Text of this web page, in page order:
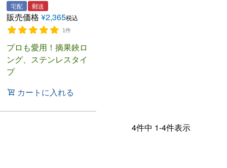
宅配 郵送
販売価格 ¥2,365税込
1件
プロも愛用！摘果鋏ロ
ング、ステンレスタイ
プ
カートに入れる
4件中 1-4件表示